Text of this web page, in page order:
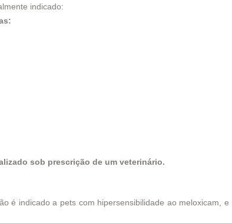
indicado:
sob prescrição de um veterinário.
é indicado a pets com hipersensibilidade ao meloxicam,